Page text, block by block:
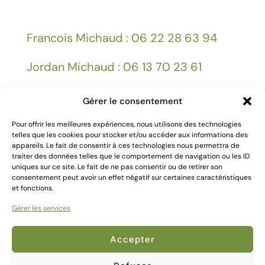
Gérer le consentement
Pour offrir les meilleures expériences, nous utilisons des technologies
telles que les cookies pour stocker et/ou accéder aux informations des
appareils. Le fait de consentir à ces technologies nous permettra de
traiter des données telles que le comportement de navigation ou les ID
uniques sur ce site. Le fait de ne pas consentir ou de retirer son
consentement peut avoir un effet négatif sur certaines caractéristiques
et fonctions.
Gérer les services
Accepter
Francois Michaud : 06 22 28 63 94
Jordan Michaud : 06 13 70 23 61
Mentions légales